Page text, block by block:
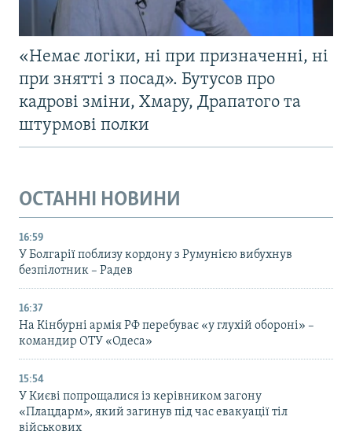
«Немає логіки, ні при призначенні, ні
при знятті з посад». Бутусов про
кадрові зміни, Хмару, Драпатого та
штурмові полки
ОСТАННІ НОВИНИ
16:59
У Болгарії поблизу кордону з Румунією вибухнув
безпілотник – Радев
16:37
На Кінбурні армія РФ перебуває «у глухій обороні» –
командир ОТУ «Одеса»
15:54
У Києві попрощалися із керівником загону
«Плацдарм», який загинув під час евакуації тіл
військових